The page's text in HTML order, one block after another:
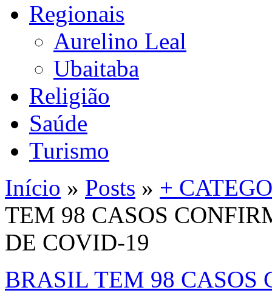
Regionais
Aurelino Leal
Ubaitaba
Religião
Saúde
Turismo
Início » Posts » +
TEM 98 CASOS
DE COVID-19
BRASIL TEM 98 CASOS